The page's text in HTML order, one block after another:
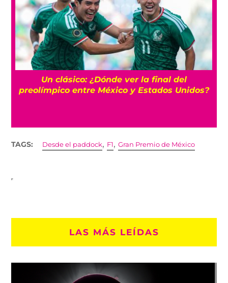
Un clásico: ¿Dónde ver la final del
preolímpico entre México y Estados Unidos?
TAGS: Desde el paddock, F1,Gran Premio de México
LAS MÁS LEÍDAS